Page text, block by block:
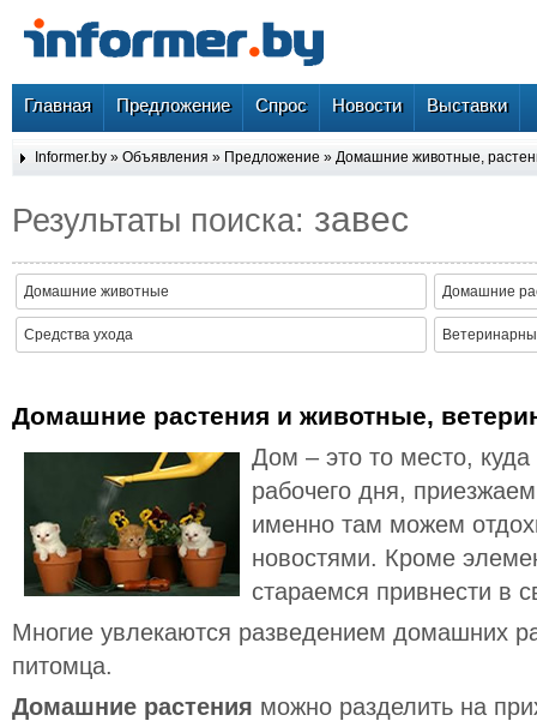
Главная Предложение Спрос Новости Выставки
Informer.by » Объявления » Предложение » Домашние животные,
Результаты поиска: завес
Домашние животные Домашние
Средства ухода
Домашние растения и животные,
Дом – это то место,
рабочего дня,
именно там можем
новостями. Кроме
стараемся привнести в
Многие увлекаются разведением домашних
питомца.
Домашние растения можно разделить на